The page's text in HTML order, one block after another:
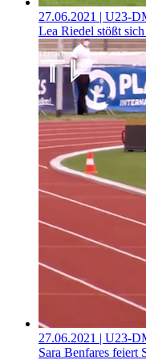
27.06.2021 | U23-
Lea Riedel stößt
27.06.2021 | U23-
Sara Benfares feiert